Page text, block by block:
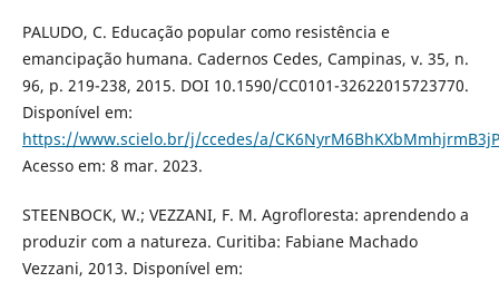
PALUDO, C. Educação popular como resistência e
emancipação humana. Cadernos Cedes, Campinas, v. 35, n.
96, p. 219-238, 2015. DOI 10.1590/CC0101-32622015723770.
Disponível em:
https://www.scielo.br/j/ccedes/a/
Acesso em: 8 mar. 2023.
STEENBOCK, W.; VEZZANI, F. M. Agrofloresta: aprendendo a
produzir com a natureza. Curitiba: Fabiane Machado
Vezzani, 2013. Disponível em: